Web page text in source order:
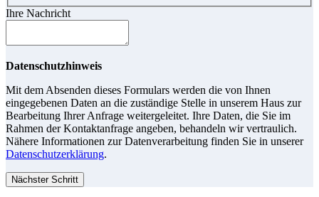
Ihre Nachricht
Datenschutzhinweis
Mit dem Absenden dieses Formulars werden die von Ihnen
eingegebenen Daten an die zuständige Stelle in unserem Haus zur
Bearbeitung Ihrer Anfrage weitergeleitet. Ihre Daten, die Sie im
Rahmen der Kontaktanfrage angeben, behandeln wir vertraulich.
Nähere Informationen zur Datenverarbeitung finden Sie in unserer
Datenschutzerklärung.
Nächster Schritt